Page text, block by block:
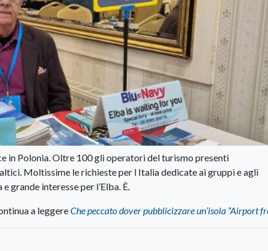
in Polonia. Oltre 100 gli operatori del turismo presenti
Moltissime le richieste per l Italia dedicate ai gruppi e agli
grande interesse per l’Elba. È.
a leggereChe peccato dover pubblicizzare un’isola “Airport